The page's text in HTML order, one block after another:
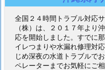
全国２４時間トラブル対応
（株）は、２０１７年より
応を開始しました。すでに
イレつまりや水漏れ修理対
じめ深夜の水道トラブルで
ペレーターまでお気軽にご